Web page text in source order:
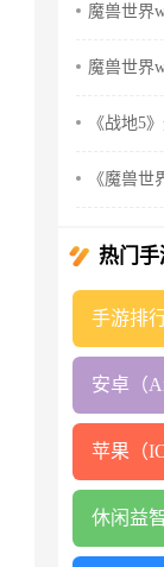
魔兽世界
魔兽世界
《战地5
《魔兽世
热门手
手游排
安卓（
苹果（
休闲益